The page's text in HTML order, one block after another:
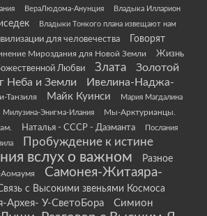
ВераЛюдома-Анунция Владыка Илларион
Владыки Тонкого плана извещают нам
для человечества
Говорят
Мироздания для Новой Земли
Жизнь
Любви
Злата
Золотой
Неба и Земли
Ивелина-Наджа-
Танзиля Майк Куинси Мария Магдалина
Милузина-Энигма-Илания
Мы-Арктурианцы.
Наталья - СССР - Даэманта
Послания
Пробуждение к истине
вслух о важном Разное
Самонея-Житаяра-
с Высокими звеньями Космоса
Архея- У-СветоБора Симион